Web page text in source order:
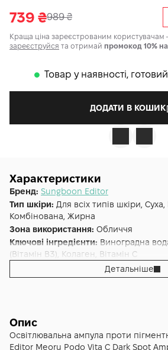
739 ₴989₴
Краща ціна зареєстрованим користувачам
зареєструйся та отримай промокод 10%
𒊹 Товар у наявності,
ДОДАТИ В КОШИК
Характеристики
Бренд: Sungboon Editor
Тип шкіри: Для всіх типів шкіри,
Комбінована, Жирна
Зона використання: Обличчя
Ключові інгредієнти: Виноградна
(Вітамін B3), Колаген, Вітамін C
Відновлення,Від
Освітлення
Лінійка:
Детальніше
Опис
Освітлювальна ампула проти
Editor Meoru Podo Vita C Dark Spot